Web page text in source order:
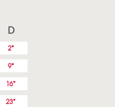
D
2
9
16
23